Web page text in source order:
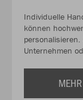
Individuelle
können
Unternehmen